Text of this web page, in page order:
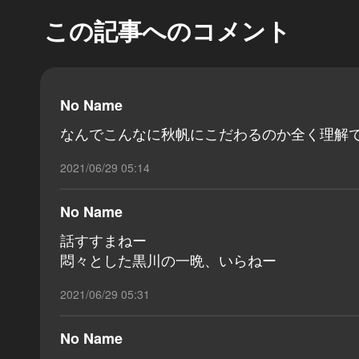
この記事へのコメント
No Name
なんでこんなに秋帆にこだわるのか全く理解
2021/06/29 05:14
No Name
話すすまねー
悶々とした黒川の一晩、いらねー
2021/06/29 05:31
No Name